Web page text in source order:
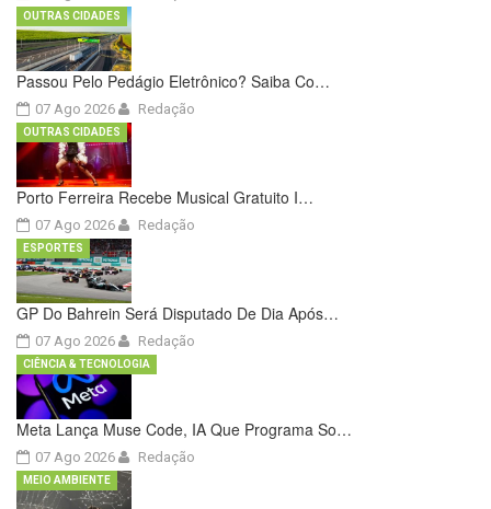
Passou Pelo Pedágio Eletrônico? Saiba Co…
07 Ago 2026
OUTRAS CIDADES
Redação
Porto Ferreira Recebe Musical Gratuito I…
07 Ago 2026
OUTRAS CIDADES
Redação
GP Do Bahrein Será Disputado De Dia Após…
07 Ago 2026
ESPORTES
Redação
Meta Lança Muse Code, IA Que Programa So…
07 Ago 2026
CIÊNCIA & TECNOLOGIA
Redação
MEIO AMBIENTE